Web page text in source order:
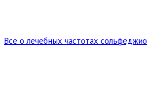
Все о лечебных частотах сольфеджио